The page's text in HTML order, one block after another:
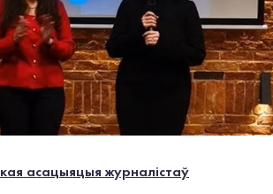
асацыяцыя журналістаў